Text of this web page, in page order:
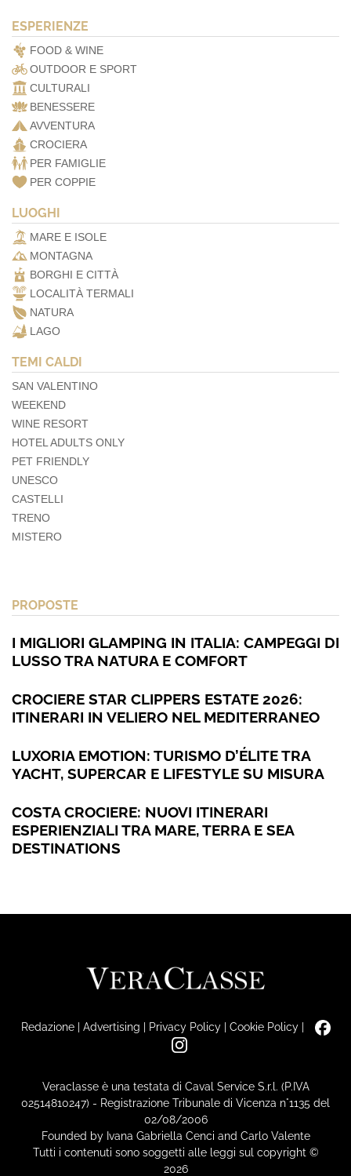
ESPERIENZE
FOOD & WINE
OUTDOOR E SPORT
CULTURALI
BENESSERE
AVVENTURA
CROCIERA
PER FAMIGLIE
PER COPPIE
LUOGHI
MARE E ISOLE
MONTAGNA
BORGHI E CITTÀ
LOCALITÀ TERMALI
NATURA
LAGO
TEMI CALDI
SAN VALENTINO
WEEKEND
WINE RESORT
HOTEL ADULTS ONLY
PET FRIENDLY
UNESCO
CASTELLI
TRENO
MISTERO
PROPOSTE
I MIGLIORI GLAMPING IN ITALIA: CAMPEGGI DI
LUSSO TRA NATURA E COMFORT
CROCIERE STAR CLIPPERS ESTATE 2026:
ITINERARI IN VELIERO NEL MEDITERRANEO
LUXORIA EMOTION: TURISMO D’ÉLITE TRA
YACHT, SUPERCAR E LIFESTYLE SU MISURA
COSTA CROCIERE: NUOVI ITINERARI
ESPERIENZIALI TRA MARE, TERRA E SEA
DESTINATIONS
Redazione| Advertising | Privacy Policy| Cookie Policy|
Veraclasse è una testata di Caval Service S.r.l. (P.IVA
02514810247) - Registrazione Tribunale di Vicenza n°1135 del
02/08/2006
Founded by Ivana Gabriella Cenci and Carlo Valente
Tutti i contenuti sono soggetti alle leggi sul copyright ©
2026